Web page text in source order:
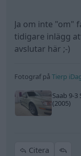
Fast pga lex
handledare?
däremot har
Ja om inte "om"
tidigare inlägg
avslutar här ;-)
Fotograf på Tierp
Saab 9-3
(2005)
Citera